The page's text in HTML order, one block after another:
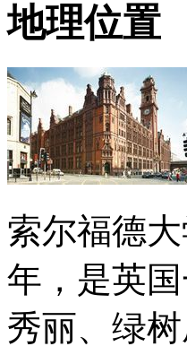
地理位置
索尔福德
年，是英
秀丽、绿